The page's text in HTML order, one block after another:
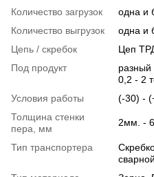
Количество загрузок
одна и
Количество выгрузок
одна и
Цепь / скребок
Цеп
Под продукт
разный
0,2 - 2
Условия работы
(-30) -
Толщина стенки
пера, мм
2мм. -
Тип транспортера
сварной